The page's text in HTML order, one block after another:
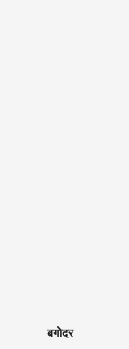
बगोदर